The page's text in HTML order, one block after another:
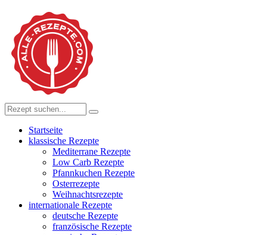
Startseite
klassische Rezepte
Mediterrane Rezepte
Low Carb Rezepte
Pfannkuchen Rezepte
Osterrezepte
Weihnachtsrezepte
internationale Rezepte
deutsche Rezepte
französische Rezepte